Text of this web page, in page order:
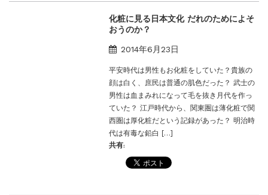
化粧に見る日本文化 だれのためによそ
おうのか？
2014年6月23日
平安時代は男性もお化粧をしていた？貴族の
顔は白く、庶民は普通の肌色だった？ 武士の
男性は血まみれになって毛を抜き月代を作っ
ていた？ 江戸時代から、関東圏は薄化粧で関
西圏は厚化粧だという記録があった？ 明治時
代は有毒な鉛白 […]
共有: